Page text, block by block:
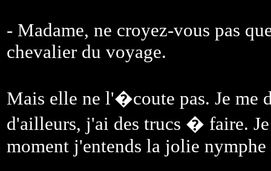
- Madame, ne croyez-vous pas
chevalier du voyage.
Mais elle ne l'�coute pas. Je me
d'ailleurs, j'ai des trucs � faire.
moment j'entends la jolie